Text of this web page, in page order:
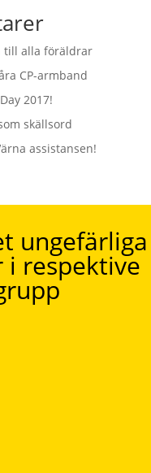
till alla föräldrar
CP-armband
2017!
skällsord
assistansen!
ungefärliga
respektive